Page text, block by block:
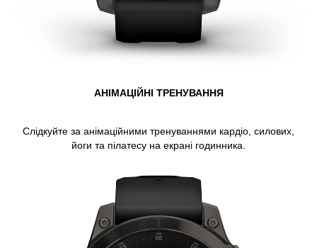
АНІМАЦІЙНІ ТРЕНУВАННЯ
Слідкуйте за анімаційними тренуваннями кардіо, силових,
йоги та пілатесу на екрані годинника.